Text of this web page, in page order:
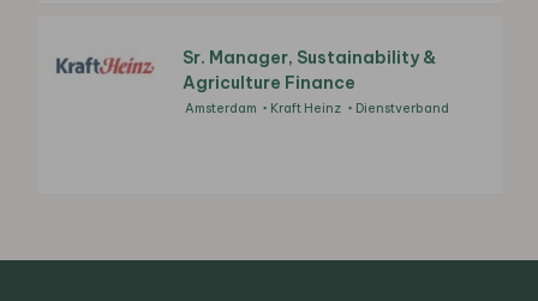
Sr. Manager, Sustainability &
Agriculture Finance
Amsterdam Kraft Heinz Dienstverband